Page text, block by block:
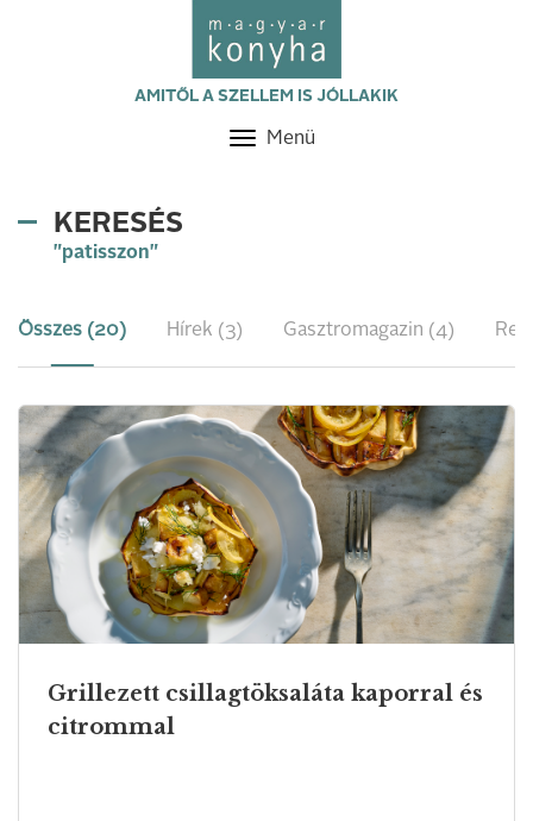
AMITŐL A SZELLEM IS JÓLLAKIK
Toggle
Menü
KERESÉS
"patisszon"
Összes (20) Hírek (3) Gasztromagazin (4)
Grillezett csillagtöksaláta kaporral és
citrommal